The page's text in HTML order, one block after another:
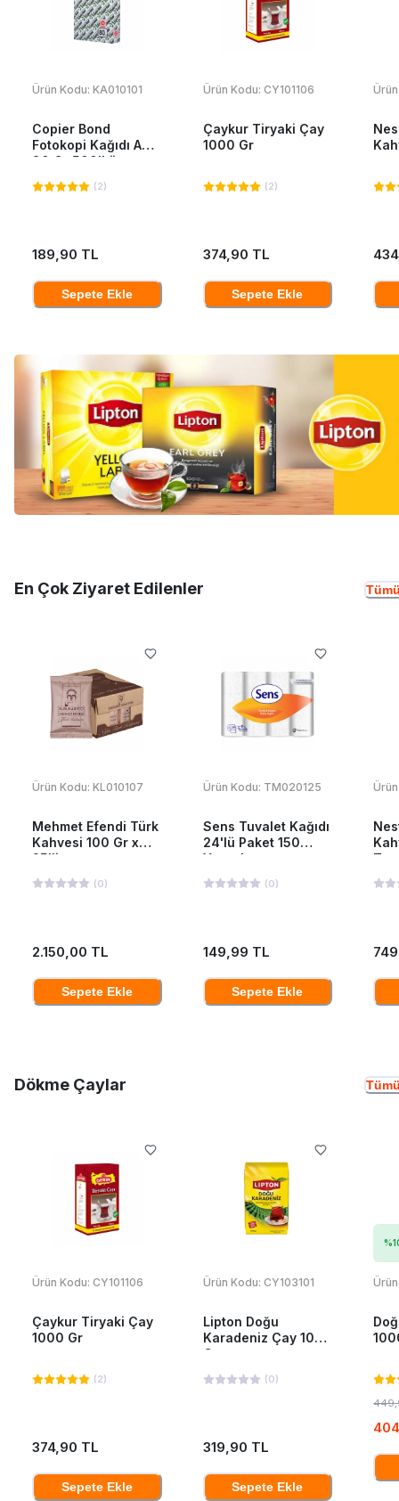
Ürün Kodu: KA010101
Copier Bond
Fotokopi Kağıdı A4
80 Gr 500'Lü
(2)
189,90 TL
Sepete Ekle
Ürün Kodu: CY101106
Çaykur Tiryaki Çay
1000 Gr
(2)
374,90 TL
Sepete Ekle
En Çok Ziyaret Edilenler
Ürün Kodu: KL010107
Mehmet Efendi Türk
Kahvesi 100 Gr x
25'li
(0)
2.150,00 TL
Sepete Ekle
Ürün Kodu: TM020125
Sens Tuvalet Kağıdı
24'lü Paket 150
Yaprak
(0)
149,99 TL
Sepete Ekle
Dökme Çaylar
Ürün Kodu: CY101106
Çaykur Tiryaki Çay
1000 Gr
(2)
374,90 TL
Sepete Ekle
Ürün Kodu: CY103101
Lipton Doğu
Karadeniz Çay 1000
Gr
(0)
319,90 TL
Sepete Ekle
%